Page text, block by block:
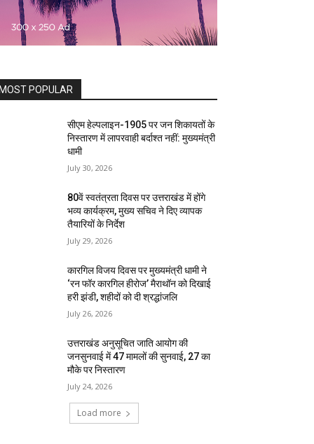
MOST POPULAR
सीएम हेल्पलाइन-1905 पर जन शिकायतों के
निस्तारण में लापरवाही बर्दाश्त नहीं: मुख्यमंत्री
धामी
July 30, 2026
80वें स्वतंत्रता दिवस पर उत्तराखंड में होंगे
भव्य कार्यक्रम, मुख्य सचिव ने दिए व्यापक
तैयारियों के निर्देश
July 29, 2026
कारगिल विजय दिवस पर मुख्यमंत्री धामी ने
‘रन फॉर कारगिल हीरोज’ मैराथॉन को दिखाई
हरी झंडी, शहीदों को दी श्रद्धांजलि
July 26, 2026
उत्तराखंड अनुसूचित जाति आयोग की
जनसुनवाई में 47 मामलों की सुनवाई, 27 का
मौके पर निस्तारण
July 24, 2026
Load more